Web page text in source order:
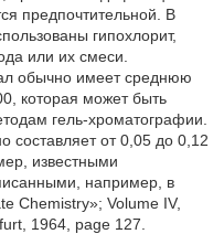
предпочтительной. В
гипохлорит,
или их смеси.
обычно имеет среднюю
которая может быть
гель-хроматографии.
составляет от 0,05 до 0,12
известными
например, в
Chemistry»; Volume IV,
1964, page 127.